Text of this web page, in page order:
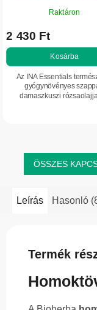
Raktáron
2 430 Ft
Kosárba
Az INA Essentials
gyógynövényes
damaszkuszi
ÖSSZES
Leírás Hasonló
Termék